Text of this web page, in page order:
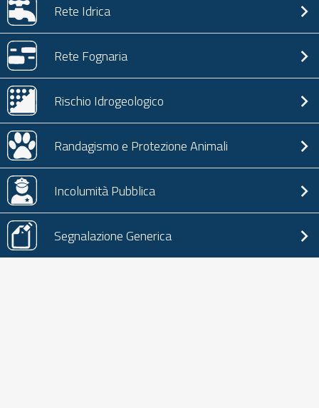
Rete Idrica
Rete Fognaria
Rischio Idrogeologico
Randagismo e Protezione Animali
Incolumità Pubblica
Segnalazione Generica